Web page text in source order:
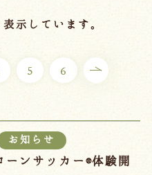
示しています。
5 6
お知らせ
ーンサッカー®体験開
選ぶ
ら選ぶ